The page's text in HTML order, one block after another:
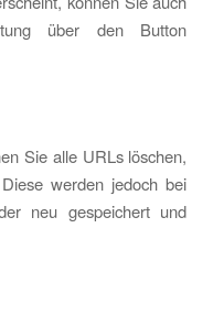
über den Button
Sie alle URLs löschen,
werden jedoch bei
neu gespeichert und